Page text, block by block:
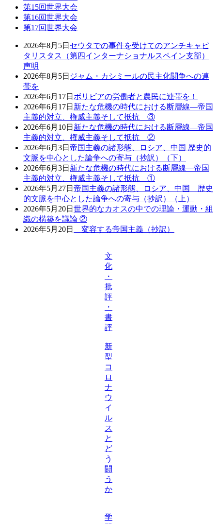
第15回世界大会
第16回世界大会
第17回世界大会
2026年8月5日 セウタでの事件を受けてのアンチキャピ
タリスタス（第四インターナショナルスペイン支部）
声明
2026年8月5日 ジャム・カシミールの民主化闘争への連
帯を
2026年6月17日 ボリビアの労働者と農民に連帯を！
2026年6月17日 新たな危機の時代における断層線―帝国
主義的対立、権威主義そして抵抗 ③
2026年6月10日 新たな危機の時代における断層線―帝国
主義的対立、権威主義そして抵抗 ②
2026年6月3日 帝国主義の諸形態、ロシア、中国 歴史的
文脈を中心とした論争への寄与（抄訳）（下）
2026年6月3日 新たな危機の時代における断層線―帝国
主義的対立、権威主義そして抵抗 ①
2026年5月27日 帝国主義の諸形態、ロシア、中国 歴史
的文脈を中心とした論争への寄与（抄訳）（上）
2026年5月20日 世界的なカオスの中での理論・運動・組
織の構築を議論 ②
2026年5月20日
変容する帝国主義（抄訳）
文
化
・
批
評
・
書
評
新
型
コ
ロ
ナ
ウ
イ
ル
ス
と
ど
う
闘
う
か
学